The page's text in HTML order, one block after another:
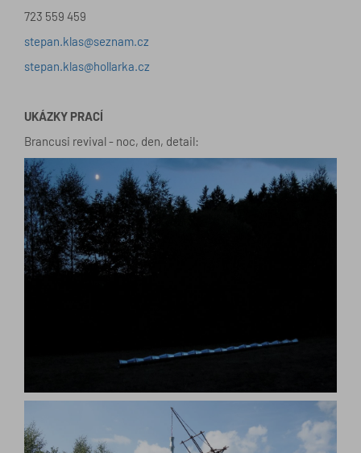
723 559 459
stepan.klas@seznam.cz
stepan.klas@hollarka.cz
UKÁZKY PRACÍ
Brancusi revival - noc, den, detail: